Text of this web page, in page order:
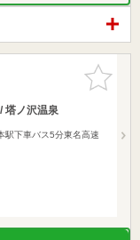
お気に入
りに追加
塔ノ沢温泉
駅下車バス5分東名高速